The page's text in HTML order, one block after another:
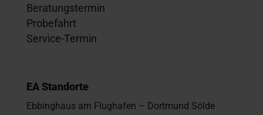
Beratungstermin
Probefahrt
Service-Termin
EA Standorte
Ebbinghaus am Flughafen – Dortmund Sölde